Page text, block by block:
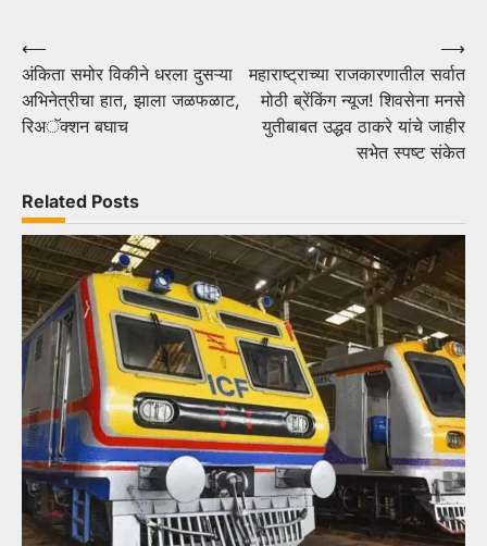
Post
navigation
⟵
अंकिता समोर विकीने धरला दुसऱ्या
अभिनेत्रीचा हात, झाला जळफळाट,
रिअॅक्शन बघाच
महाराष्ट्राच्या राजकारणातील सर्वात
मोठी ब्रेंकिंग न्यूज! शिवसेना मनसे
युतीबाबत उद्धव ठाकरे यांचे जाहीर
सभेत स्पष्ट संकेत
⟶
Related Posts